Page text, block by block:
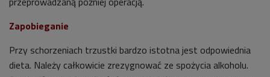
Zapobieganie
Przy schorzeniach trzustki bardzo istotna jest odpowiednia
dieta. Należy całkowicie zrezygnować ze spożycia alkoholu.